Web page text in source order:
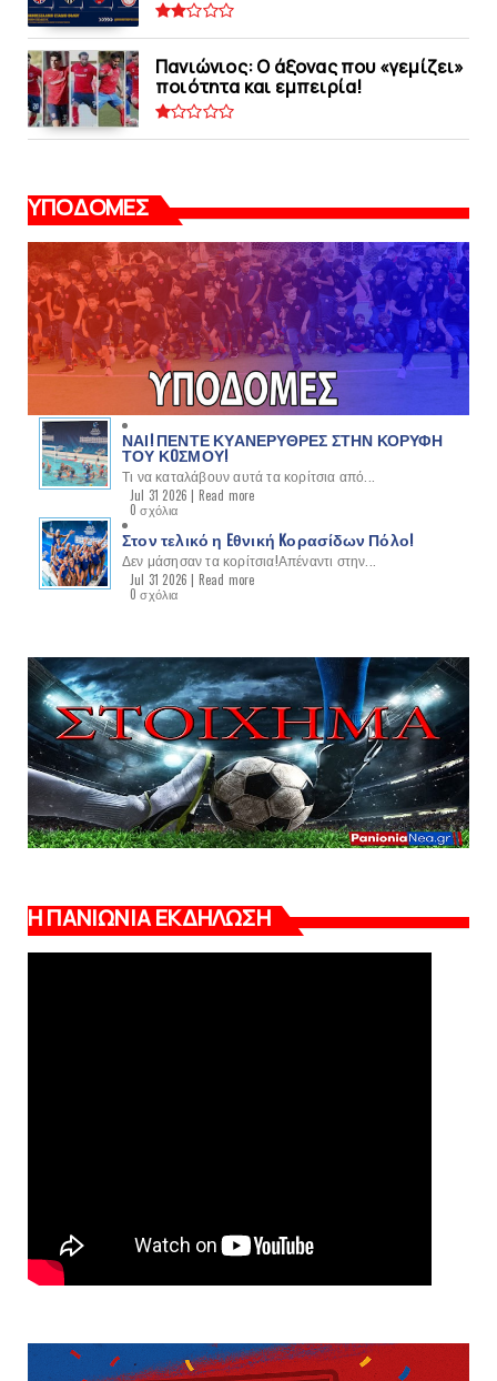
Πανιώνιος: O άξονας που «γεμίζει»
ποιότητα και εμπειρία!
ΥΠΟΔΟΜΕΣ
ΝΑΙ! ΠΕΝΤΕ ΚΥΑΝΕΡΥΘΡΕΣ ΣΤΗΝ ΚΟΡΥΦΗ
ΤΟΥ ΚOΣΜΟΥ!
Τι να καταλάβουν αυτά τα κορίτσια από...
Jul 31 2026 | Read more
0 σχόλια
Στον τελικό η Eθνική Kορασίδων Πόλο!
Δεν μάσησαν τα κορίτσια!Απέναντι στην...
Jul 31 2026 | Read more
0 σχόλια
Η ΠΑΝΙΩΝΙΑ ΕΚΔΗΛΩΣΗ